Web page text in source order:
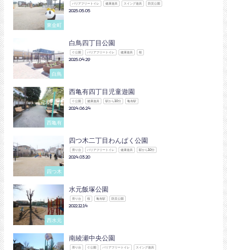
東金町
バリアフリートイレ 健康遊具 スイング遊具 防災公園
2025.05.05
白鳥
白鳥四丁目公園
Ｃ公園 バリアフリートイレ 健康遊具 桜
2025.04.29
西亀有
西亀有四丁目児童遊園
Ｃ公園 健康遊具 駅から10分 亀有駅
2024.06.24
四つ木
四つ木二丁目わんぱく公園
滑り台 バリアフリートイレ 健康遊具 駅から10分
2024.03.20
西水元
水元飯塚公園
滑り台 桜 亀有駅 防災公園
2022.12.14
南綾瀬中央公園
滑り台 Ｃ公園 バリアフリートイレ スイング遊具